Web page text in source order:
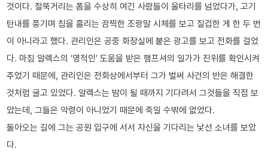
것이다. 절뚝거리는 폼을 수상히 여긴 사람들이 울타리를 넘었다가, 고기
탄내를 풍기며 침을 흘리는 끔찍한 조랑말 시체를 보고 질겁한 게 한 두 번
이 아니라고 했다. 관리인은 공중 화장실에 붙은 광고를 보고 전화를 걸었
다. 마침 알렉스의 ‘영적인’ 도움을 받은 햄프셔의 일가가 진위를 확인시켜
주었기 때문에, 관리인은 전화상에서부터 그가 벌써 사건의 반은 해결한
것처럼 굴고 있었다. 알렉스는 밤이 될 때까지 기다려서 그것들을 직접 보
았는데, 그들은 악령이 아니었기 때문에 죽일 수밖에 없었다.
돌아오는 길에 그는 공원 입구에 서서 자신을 기다리는 낯선 소녀를 보았
다.